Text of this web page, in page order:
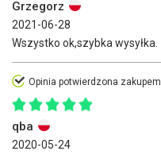
Grzegorz
2021-06-28
Wszystko ok,szybka wysyłka.
Opinia potwierdzona zakupem
qba
2020-05-24